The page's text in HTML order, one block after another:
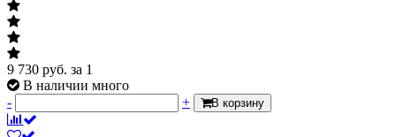
9 730 руб. за 1
В наличии много
-
+ В корзину